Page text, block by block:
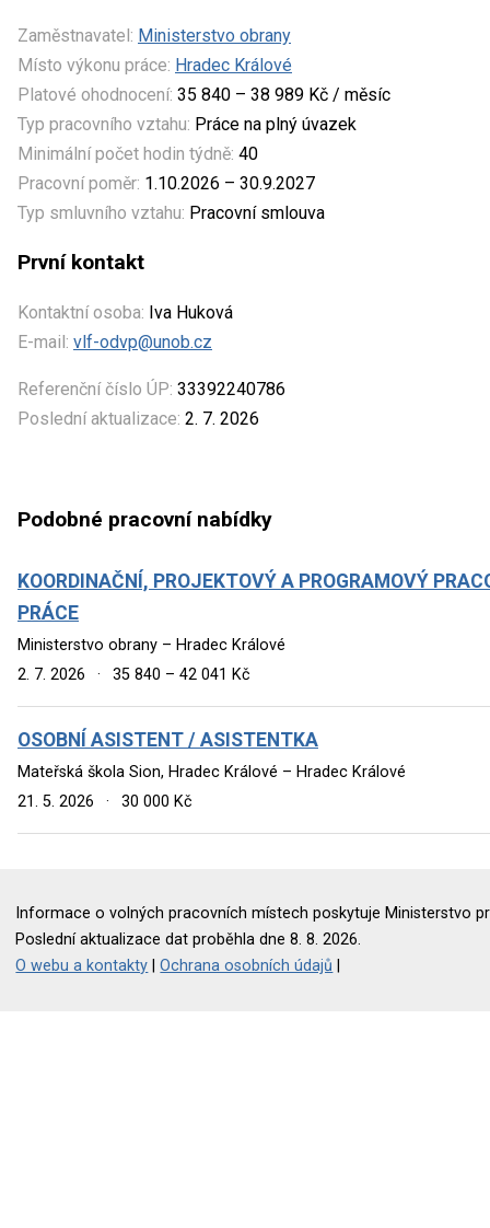
Zaměstnavatel: Ministerstvo obrany
Místo výkonu práce: Hradec Králové
Platové ohodnocení: 35 840 – 38 989 Kč / měsíc
Typ pracovního vztahu: Práce na plný úvazek
Minimální počet hodin týdně: 40
Pracovní poměr: 1.10.2026 – 30.9.2027
Typ smluvního vztahu: Pracovní smlouva
První kontakt
Kontaktní osoba: Iva Huková
E-mail: vlf-odvp@unob.cz
Referenční číslo ÚP: 33392240786
Poslední aktualizace: 2. 7. 2026
Podobné pracovní nabídky
KOORDINAČNÍ, PROJEKTOVÝ A PROGRAMOVÝ
PRÁCE
Ministerstvo obrany – Hradec Králové
2. 7. 2026
· 35 840 – 42 041 Kč
OSOBNÍ ASISTENT / ASISTENTKA
Mateřská škola Sion, Hradec Králové – Hradec Králové
21. 5. 2026
· 30 000 Kč
Informace o volných pracovních místech poskytuje Ministerstvo
Poslední aktualizace dat proběhla dne 8. 8. 2026.
O webu a kontakty |Ochrana osobních údajů